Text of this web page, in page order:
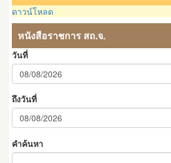
ดาวน์โหลด
หนังสือราชการ สถ.จ.
วันที่
ถึงวันที่
คำค้นหา